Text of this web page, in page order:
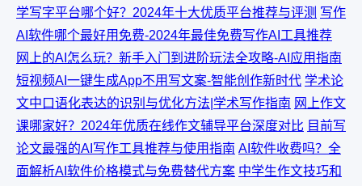
学写字平台哪个好？2024年十大优质平台推荐与评测 写作
AI软件哪个最好用免费-2024年最佳免费写作AI工具推荐
网上的AI怎么玩？新手入门到进阶玩法全攻略-AI应用指南
短视频AI一键生成App不用写文案-智能创作新时代 学术论
文中口语化表达的识别与优化方法|学术写作指南 网上作文
课哪家好？2024年优质在线作文辅导平台深度对比 目前写
论文最强的AI写作工具推荐与使用指南 AI软件收费吗？全
面解析AI软件价格模式与免费替代方案 中学生作文技巧和